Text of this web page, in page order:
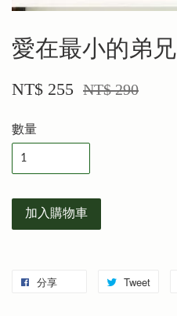
愛在最小的弟兄
NT$ 255 NT$ 290
數量
加入購物車
分享 Tweet